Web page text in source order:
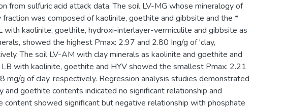
from sulfuric acid attack data. The soil LV-MG whose mineralogy of
fraction was composed of kaolinite, goethite and gibbsite and the *
with kaolinite, goethite, hydroxi-interlayer-vermiculite and gibbsite as
showed the highest Pmax: 2.97 and 2.80 Ing/g of 'clay,
The soil LV-AM with clay minerals as kaolinite and goethite and
with kaolinite, goethite and HYV showed the smallest Pmax: 2.21
mg/g of clay, respectively. Regression analysis studies demonstrated
and goethite contents indicated no significant relationship and
content showed significant but negative relationship with phosphate